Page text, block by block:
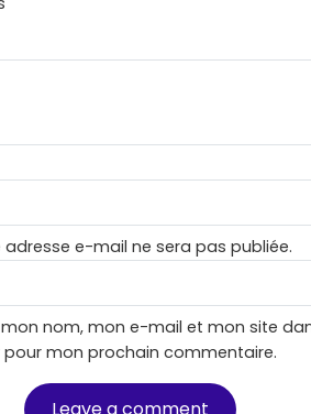
e-mail ne sera pas publiée.
mon nom, mon e-mail et mon site
mon prochain commentaire.